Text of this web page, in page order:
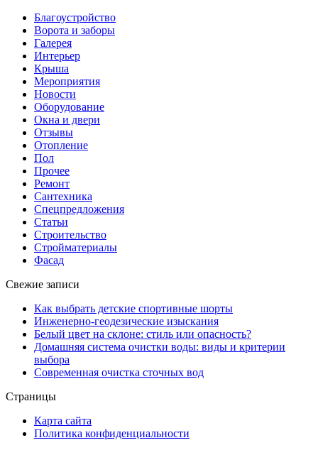
Благоустройство
Ворота и заборы
Галерея
Интерьер
Крыша
Мероприятия
Новости
Оборудование
Окна и двери
Отзывы
Отопление
Пол
Прочее
Ремонт
Сантехника
Спецпредложения
Статьи
Строительство
Стройматериалы
Фасад
Свежие записи
Как выбрать детские спортивные шорты
Инженерно-геодезические изыскания
Белый цвет на склоне: стиль или опасность?
Домашняя система очистки воды: виды и критерии
выбора
Современная очистка сточных вод
Страницы
Карта сайта
Политика конфиденциальности